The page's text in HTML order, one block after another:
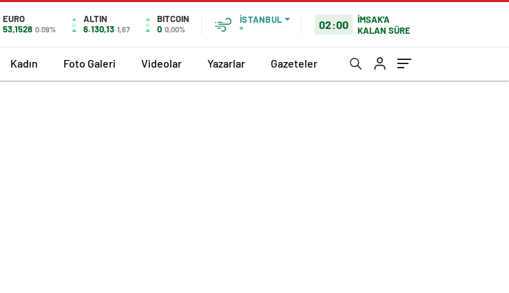
EURO
53,1528 0.09%
ALTIN
6.130,13 1,67
BITCOIN
0 0,00%
İSTANBUL
°
02:00
İMSAK'A
KALAN SÜRE
Kadın Foto Galeri Videolar Yazarlar Gazeteler